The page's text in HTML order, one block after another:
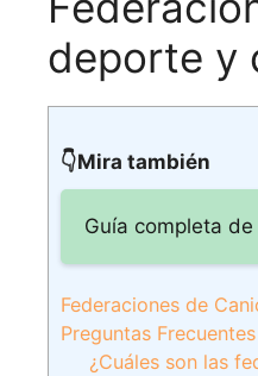
deporte y
👇Mira también
Guía completa
Federaciones de
Preguntas Frecuentes
¿Cuáles son las